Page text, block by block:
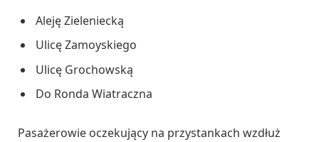
Aleję Zieleniecką
Ulicę Zamoyskiego
Ulicę Grochowską
Do Ronda Wiatraczna
Pasażerowie oczekujący na przystankach wzdłuż